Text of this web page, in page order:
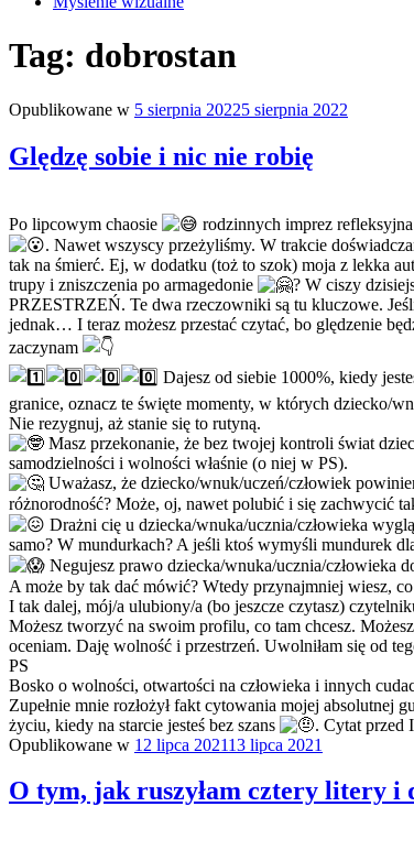
Tag: dobrostan
Opublikowane w 5 sierpnia 20225 sierpnia 2022
Ględzę sobie i nic nie robię
Po lipcowym chaosie rodzinnych imprez
. Nawet wszyscy przeżyliśmy. W trakcie
tak na śmierć. Ej, w dodatku (toż to szok) moja z lekka
trupy i zniszczenia po armagedonie
? W ciszy
PRZESTRZEŃ. Te dwa rzeczowniki są tu kluczowe.
jednak… I teraz możesz przestać czytać, bo ględzenie
zaczynam
Dajesz od siebie 1000%, kiedy
granice, oznacz te święte momenty, w których dziecko/
Nie rezygnuj, aż stanie się to rutyną.
Masz przekonanie, że bez twojej kontroli świat
samodzielności i wolności właśnie (o niej w PS).
Uważasz, że dziecko/wnuk/uczeń/człowiek
różnorodność? Może, oj, nawet polubić i się zachwycić
Drażni cię u dziecka/wnuka/ucznia/człowieka
samo? W mundurkach? A jeśli ktoś wymyśli mundurek
Negujesz prawo dziecka/wnuka/ucznia/człowieka
A może by tak dać mówić? Wtedy przynajmniej wiesz,
I tak dalej, mój/a ulubiony/a (bo jeszcze czytasz)
Możesz tworzyć na swoim profilu, co tam chcesz.
oceniam. Daję wolność i przestrzeń. Uwolniłam się od
PS
Bosko o wolności, otwartości na człowieka i innych
Zupełnie mnie rozłożył fakt cytowania mojej absolutnej
życiu, kiedy na starcie jesteś bez szans
. Cytat przed
Opublikowane w 12 lipca 202113 lipca 2021
O tym, jak ruszyłam cztery litery i